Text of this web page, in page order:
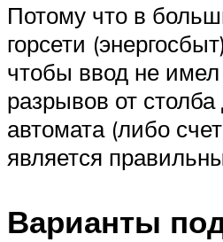
Потому что в
горсети
чтобы ввод не имел
разрывов от столба
автомата (либо
является
Варианты